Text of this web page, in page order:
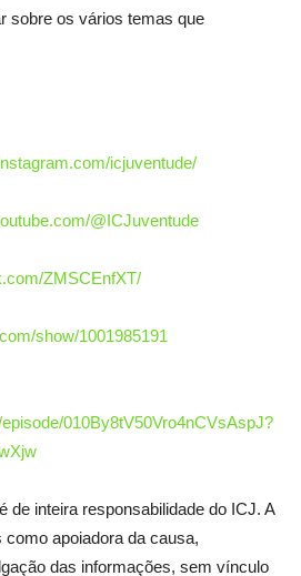
sobre os vários temas que
icjuventude/
@ICJuventude
ZMSCEnfXT/
show/1001985191
010By8tV50Vro4nCVsAspJ?
de inteira responsabilidade do ICJ. A
como apoiadora da causa,
das informações, sem vínculo